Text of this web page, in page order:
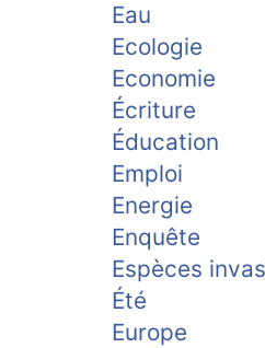
Eau
Ecologie
Economie
Écriture
Éducation
Emploi
Energie
Enquête
Espèces
Été
Europe